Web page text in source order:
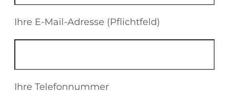
Ihre E-Mail-Adresse (Pflichtfeld)
Ihre Telefonnummer